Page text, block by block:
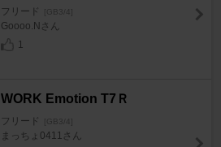
フリード [GB3/4]
Goooo.Nさん
1
WORK Emotion T7Ｒ
フリード [GB3/4]
まっちょ0411さん